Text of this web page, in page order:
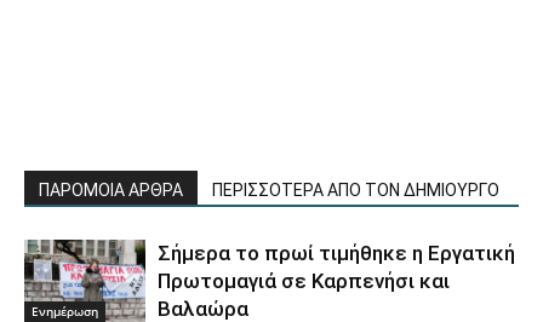
ΠΑΡΟΜΟΙΑ ΑΡΘΡΑ ΠΕΡΙΣΣΟΤΕΡΑ ΑΠΟ ΤΟΝ ΔΗΜΙΟΥΡΓΟ
Ενημέρωση
Σήμερα το πρωί τιμήθηκε η Εργατική
Πρωτομαγιά σε Καρπενήσι και
Βαλαώρα